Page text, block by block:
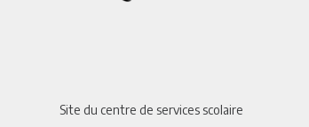
Site du centre de services scolaire